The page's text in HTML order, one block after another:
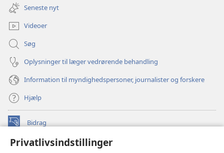
Privatlivsindstillinger
nyt
vindue)
Seneste nyt
Videoer
Søg
Oplysninger til læger vedrørende behandling
Information til myndighedspersoner, journalister og forskere
Hjælp
Bidrag
(åbner
vindue)Watchtower ONLINE LIBRARY™